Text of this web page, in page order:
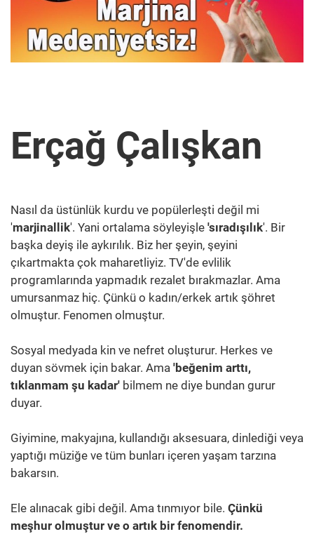
Erçağ Çalışkan
Nasıl da üstünlük kurdu ve popülerleşti değil mi
'marjinallik'. Yani ortalama söyleyişle 'sıradışılık'. Bir
başka deyiş ile aykırılık. Biz her şeyin, şeyini
çıkartmakta çok maharetliyiz. TV'de evlilik
programlarında yapmadık rezalet bırakmazlar. Ama
umursanmaz hiç. Çünkü o kadın/erkek artık şöhret
olmuştur. Fenomen olmuştur.
Sosyal medyada kin ve nefret oluşturur. Herkes ve
duyan sövmek için bakar. Ama 'beğenim arttı,
tıklanmam şu kadar' bilmem ne diye bundan gurur
duyar.
Giyimine, makyajına, kullandığı aksesuara, dinlediği veya
yaptığı müziğe ve tüm bunları içeren yaşam tarzına
bakarsın.
Ele alınacak gibi değil. Ama tınmıyor bile. Çünkü
meşhur olmuştur ve o artık bir fenomendir.